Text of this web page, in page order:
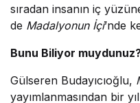
sıradan insanın iç
de Madalyonun İçi’nde
Bunu Biliyor
Gülseren Budayıcıoğlu,
yayımlanmasından bir